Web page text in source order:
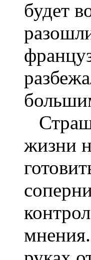
будет
жизни